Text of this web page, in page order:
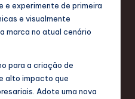
e experimente de primeira
e visualmente
marca no atual cenário
para a criação de
alto impacto que
Adote uma nova